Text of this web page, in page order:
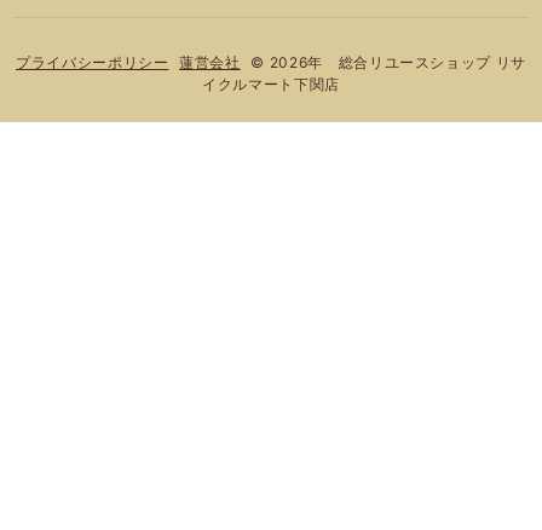
プライバシーポリシー 蓮営会社
© 2026年 総合リユースショップ リサ
イクルマート下関店